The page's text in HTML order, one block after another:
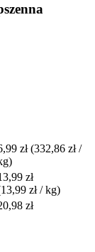
zł (332,86 zł /
zł
zł / kg)
zł